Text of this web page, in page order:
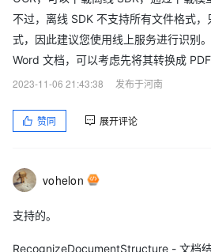
不过，离线 SDK 不支持所有文件格式
式，因此建议您使用线上服务进行识别
Word 文档，可以考虑先将其转换成
2023-11-06 21:43:38
发布于河南
赞同 展开评论
vohelon
支持的。
RecognizeDocumentStructure - 文档